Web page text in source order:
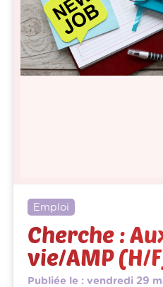
Emploi
Cherche :
vie/AMP (H/
Publiée le : vendredi 29